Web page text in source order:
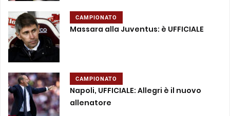
CAMPIONATO
Massara alla Juventus: è UFFICIALE
CAMPIONATO
Napoli, UFFICIALE: Allegri è il nuovo
allenatore